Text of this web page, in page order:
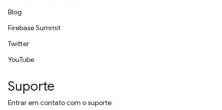
Blog
Firebase Summit
Twitter
YouTube
Suporte
Entrar em contato com o suporte